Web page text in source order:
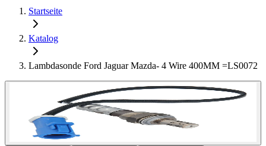
Startseite
Katalog
Lambdasonde Ford Jaguar Mazda- 4 Wire 400MM =LS0072